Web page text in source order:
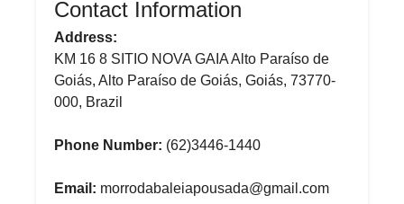
Contact Information
Address:
KM 16 8 SITIO NOVA GAIA Alto Paraíso de
Goiás, Alto Paraíso de Goiás, Goiás, 73770-
000, Brazil
Phone Number: (62)3446-1440
Email: morrodabaleiapousada@gmail.com